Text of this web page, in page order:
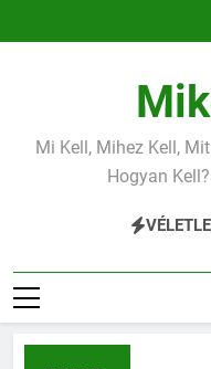
a
Mi Kell, Mihez Kell,
Hogyan